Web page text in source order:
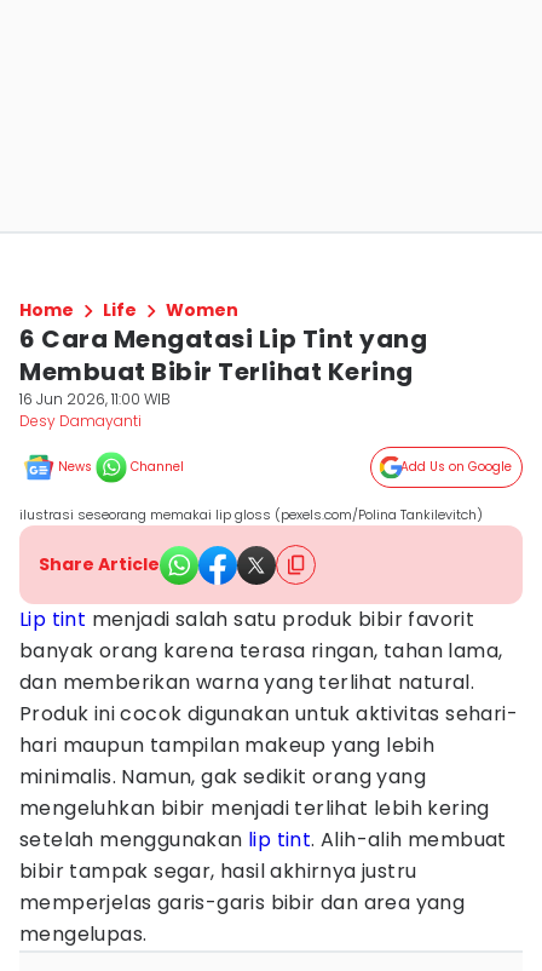
Home Life Women
6 Cara Mengatasi Lip Tint yang
Membuat Bibir Terlihat Kering
16 Jun 2026, 11:00 WIB
Desy Damayanti
News Channel Add Us on Google
ilustrasi seseorang memakai lip gloss (pexels.com/Polina Tankilevitch)
Share Article
Lip tint menjadi salah satu produk bibir favorit
banyak orang karena terasa ringan, tahan lama,
dan memberikan warna yang terlihat natural.
Produk ini cocok digunakan untuk aktivitas sehari-
hari maupun tampilan makeup yang lebih
minimalis. Namun, gak sedikit orang yang
mengeluhkan bibir menjadi terlihat lebih kering
setelah menggunakan lip tint. Alih-alih membuat
bibir tampak segar, hasil akhirnya justru
memperjelas garis-garis bibir dan area yang
mengelupas.